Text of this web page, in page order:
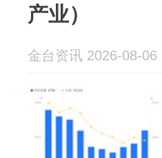
产业）
金台资讯 2026-08-06